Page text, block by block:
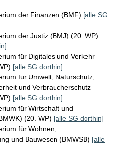
der Finanzen (BMF) [alle SG
der Justiz (BMJ) (20. WP)
für Digitales und Verkehr
[alle SG dorthin]
für Umwelt, Naturschutz,
und Verbraucherschutz
[alle SG dorthin]
für Wirtschaft und
(20. WP) [alle SG dorthin]
für Wohnen,
und Bauwesen (BMWSB) [alle